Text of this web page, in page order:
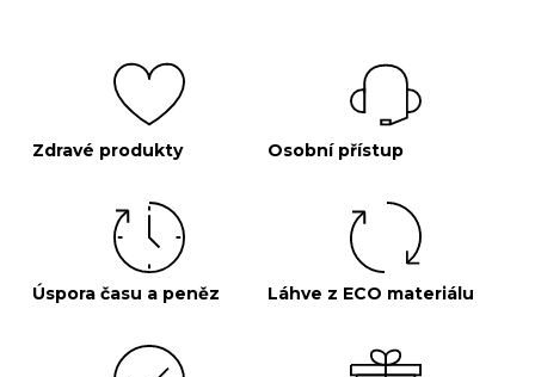
Zdravé produkty Osobní přístup
Úspora času a peněz Láhve z ECO materiálu